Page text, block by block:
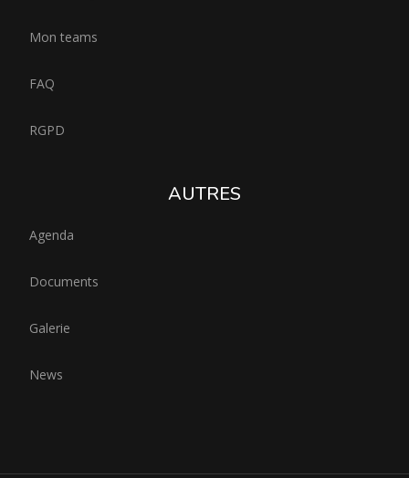
Mon teams
FAQ
RGPD
AUTRES
Agenda
Documents
Galerie
News